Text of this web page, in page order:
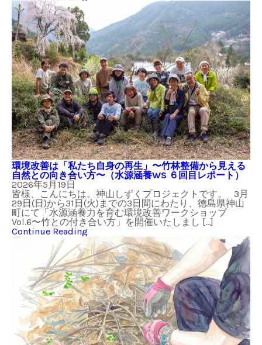
環境改善は「私たち自身の再生」〜竹林整備から見える
自然との向き合い方〜（水源涵養WS ６回目レポート）
2026年5月19日
皆様、こんにちは。神山しずくプロジェクトです。 3月
29日(日)から31日(火)までの3日間にわたり、徳島県神山
町にて「水源涵養力を育む環境改善ワークショップ
Vol.6〜竹との付き合い方」を開催いたしまし […]
Continue Reading